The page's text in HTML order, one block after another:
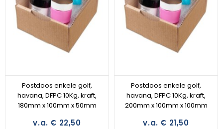
Postdoos enkele golf,
havana, DFPC 10Kg, kraft,
180mm x 100mm x 50mm
v.a. € 22,50
Postdoos enkele golf,
havana, DFPC 10Kg, kraft,
200mm x 100mm x 100mm
v.a. € 21,50